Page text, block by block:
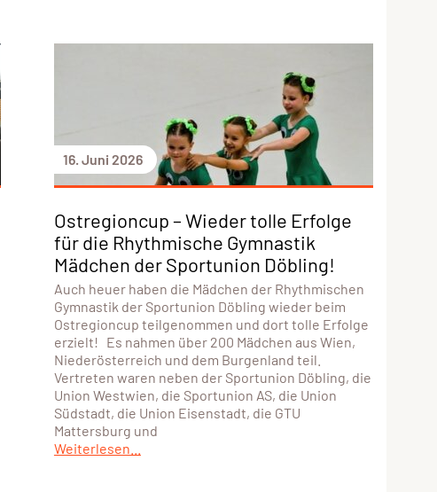
16. Juni 2026
Ostregioncup – Wieder tolle Erfolge
für die Rhythmische Gymnastik
Mädchen der Sportunion Döbling!
Auch heuer haben die Mädchen der Rhythmischen
Gymnastik der Sportunion Döbling wieder beim
Ostregioncup teilgenommen und dort tolle Erfolge
erzielt! Es nahmen über 200 Mädchen aus Wien,
Niederösterreich und dem Burgenland teil.
Vertreten waren neben der Sportunion Döbling, die
Union Westwien, die Sportunion AS, die Union
Südstadt, die Union Eisenstadt, die GTU
Mattersburg und
Weiterlesen...